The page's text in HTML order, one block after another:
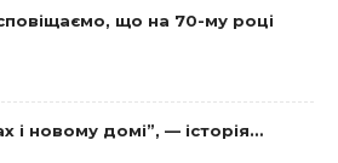
що на 70-му році
і новому домі”, — історія…